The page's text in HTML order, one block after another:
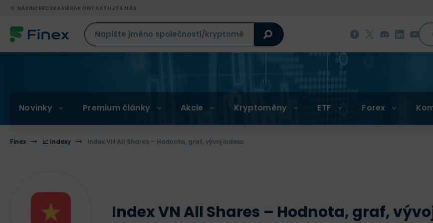
O NÁSINZERCEKARIÉRAKONTAKTUJTE NÁS
Novinky Premium články Akcie Kryptoměny ETF Forex
Finex 📈 Indexy Index VN All Shares – Hodnota, graf, vývoj indexu
Index VN All Shares – Hodnota, graf,